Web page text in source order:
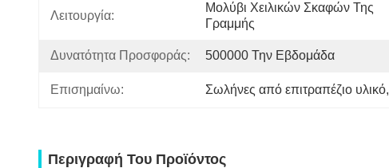
Λειτουργία:
Μολύβι Χειλικών Σκαφών Της
Γραμμής
Δυνατότητα Προσφοράς: 500000 Την Εβδομάδα
Επισημαίνω: Σωλήνες από επιτραπέζιο υλικό,
Περιγραφή Του Προϊόντος